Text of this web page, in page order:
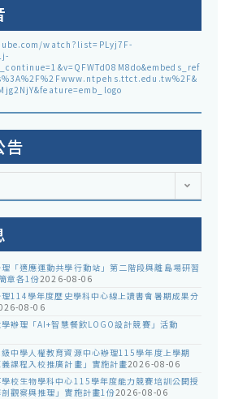
watch?list=PLyj7F-
告
「適應運動共學行動站」第二階段與離島場研習
章各1份2026-08-06
114學年度歷史學科中心線上讀書會暑期成果分
08-06
辦理「AI+智慧餐飲LOGO設計競賽」活動
中學人權教育資源中心辦理115學年度上學期
義課程入校推廣計畫」實施計畫2026-08-06
校生物學科中心115學年度能力競賽培訓公開授
觀察與推理」實施計畫1份2026-08-06